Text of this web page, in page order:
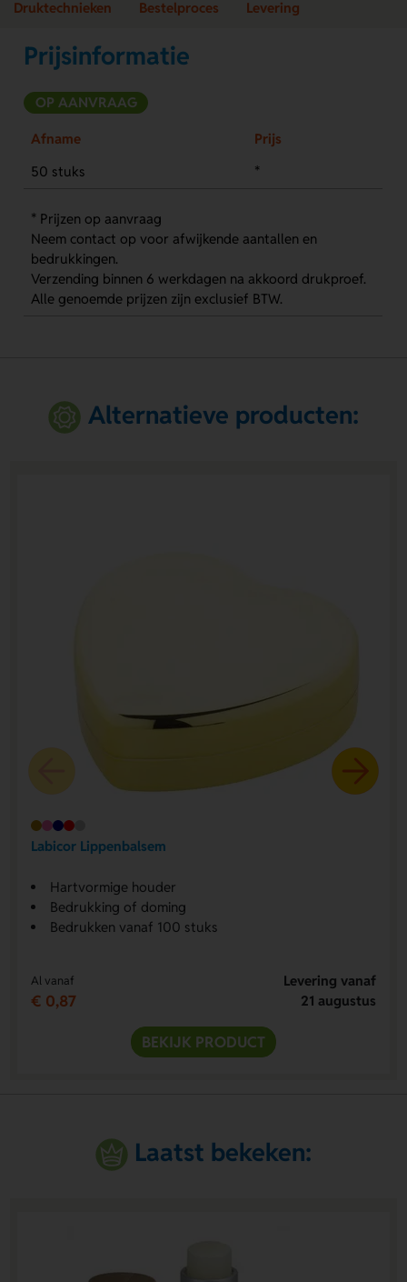
Druktechnieken Bestelproces Levering
Prijsinformatie
OP AANVRAAG
Afname
Prijs
50 stuks
*
* Prijzen op aanvraag
Neem contact op voor afwijkende aantallen en
bedrukkingen.
Verzending binnen 6 werkdagen na akkoord drukproef.
Alle genoemde prijzen zijn exclusief BTW.
Alternatieve producten:
Labicor Lippenbalsem
Hartvormige houder
Bedrukking of doming
Bedrukken vanaf 100 stuks
Al vanaf
€ 0,87
Levering vanaf
21 augustus
BEKIJK PRODUCT
Laatst bekeken: